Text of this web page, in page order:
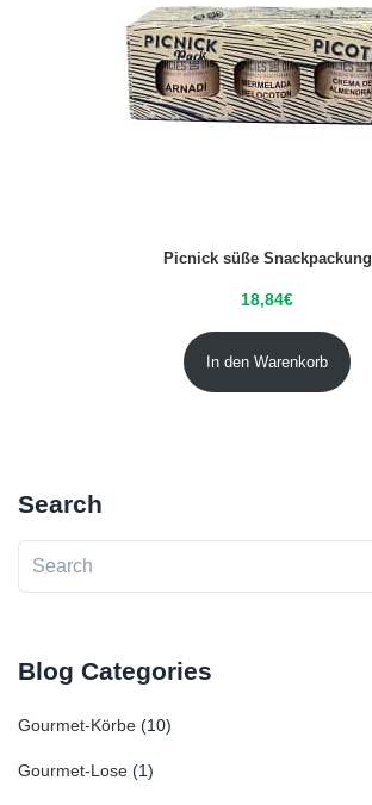
Picnick süße Snackpackung
18,84€
In den Warenkorb
Search
Blog Categories
Gourmet-Körbe (10)
Gourmet-Lose (1)